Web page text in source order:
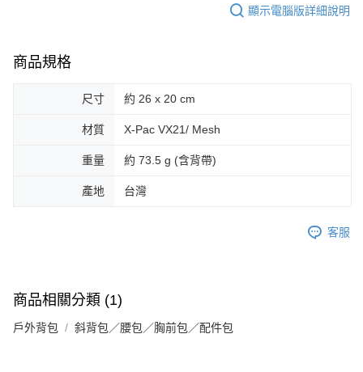
顯示電腦版詳細說明
商品規格
尺寸 約 26 x 20 cm
材質 X-Pac VX21/ Mesh
重量 約 73.5 g (含背帶)
產地 台灣
客服
商品相關分類 (1)
戶外背包 斜背包／腰包／胸前包／配件包